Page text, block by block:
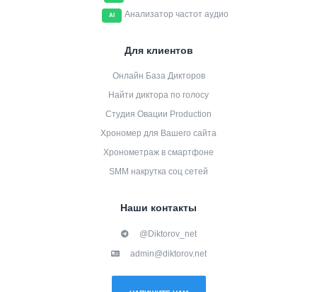
AI Анализатор частот аудио
Для клиентов
Онлайн База Дикторов
Найти диктора по голосу
Студия Овации Production
Хрономер для Вашего сайта
Хронометраж в смартфоне
SMM накрутка соц сетей
Наши контакты
@Diktorov_net
admin@diktorov.net